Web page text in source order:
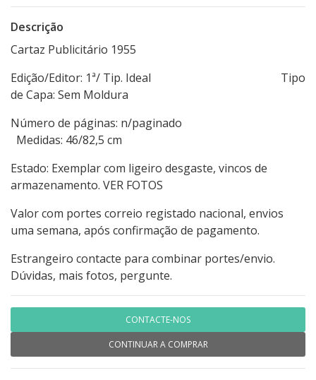
Descrição
Cartaz Publicitário 1955
Edição/Editor: 1ª/ Tip. Ideal Tipo
de Capa: Sem Moldura
Número de páginas: n/paginado
Medidas: 46/82,5 cm
Estado: Exemplar com ligeiro desgaste, vincos de
armazenamento. VER FOTOS
Valor com portes correio registado nacional, envios
uma semana, após confirmação de pagamento.
Estrangeiro contacte para combinar portes/envio.
Dúvidas, mais fotos, pergunte.
CONTACTE-NOS
CONTINUAR A COMPRAR